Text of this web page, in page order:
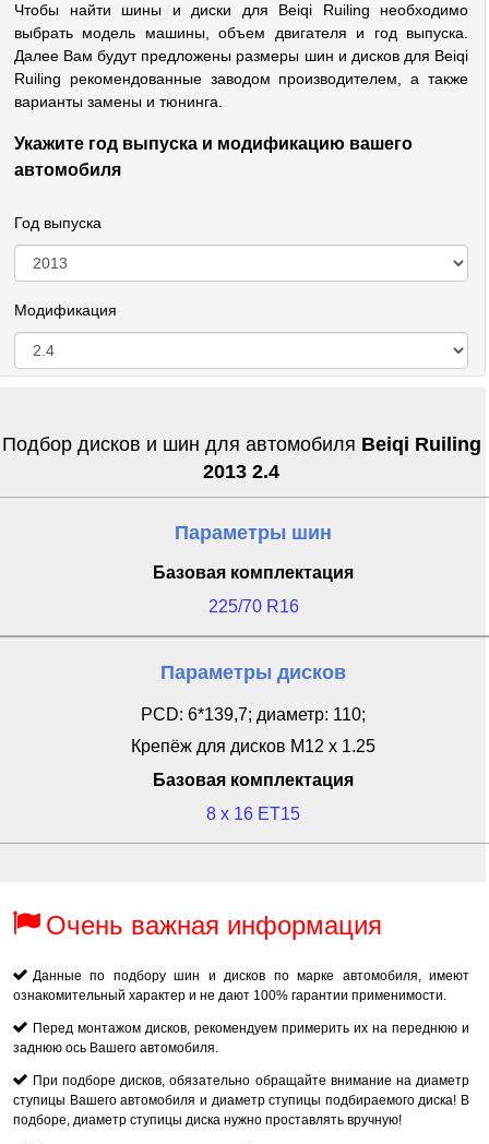
Чтобы найти шины и диски для Beiqi Ruiling необходимо
выбрать модель машины, объем двигателя и год выпуска.
Далее Вам будут предложены размеры шин и дисков для Beiqi
Ruiling рекомендованные заводом производителем, а также
варианты замены и тюнинга.
Укажите год выпуска и модификацию вашего
автомобиля
Год выпуска
Модификация
Подбор дисков и шин для автомобиля Beiqi Ruiling
2013 2.4
Параметры шин
Базовая комплектация
225/70 R16
Параметры дисков
PCD: 6*139,7; диаметр: 110;
Крепёж для дисков M12 x 1.25
Базовая комплектация
8 x 16 ET15
Очень важная информация
Данные по подбору шин и дисков по марке автомобиля, имеют
ознакомительный характер и не дают 100% гарантии применимости.
Перед монтажом дисков, рекомендуем примерить их на переднюю и
заднюю ось Вашего автомобиля.
При подборе дисков, обязательно обращайте внимание на диаметр
ступицы Вашего автомобиля и диаметр ступицы подбираемого диска! В
подборе, диаметр ступицы диска нужно проставлять вручную!